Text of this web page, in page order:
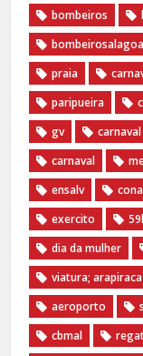
bombeiros
praia
paripueira
gv
carnaval
carnaval
ensalv
exercito
dia da mulher
viatura; arapiraca
aeroporto
cbmal